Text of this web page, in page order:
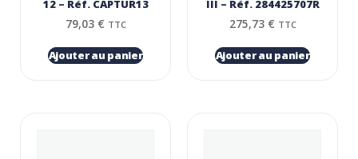
12 – Réf. CAPTUR13
79,03 € TTC
Ajouter au panier
III – Réf. 284425707R
275,73 € TTC
Ajouter au panier